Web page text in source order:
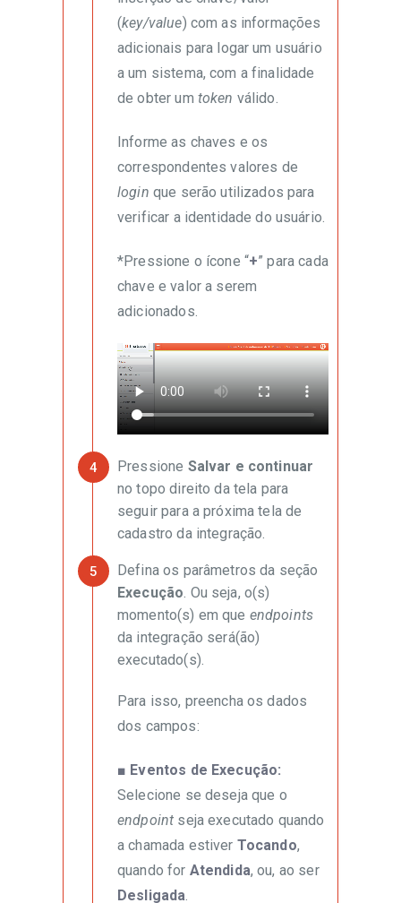
(key/value) com as informações
adicionais para logar um usuário
a um sistema, com a finalidade
de obter um token válido.
Informe as chaves e os
correspondentes valores de
login que serão utilizados para
verificar a identidade do usuário.
*Pressione o ícone “+” para cada
chave e valor a serem
adicionados.
Pressione Salvar e continuar
no topo direito da tela para
seguir para a próxima tela de
cadastro da integração.
Defina os parâmetros da seção
Execução . Ou seja, o(s)
momento(s) em que endpoints
da integração será(ão)
executado(s).
Para isso, preencha os dados
dos campos:
■ Eventos de Execução:
Selecione se deseja que o
endpoint seja executado quando
a chamada estiver Tocando,
quando for Atendida, ou, ao ser
Desligada.